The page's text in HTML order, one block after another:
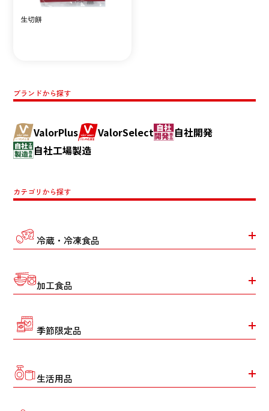
生切餅
ブランドから探す
ValorPlus ValorSelect
自社開発
自社工場製造
カテゴリから探す
冷蔵・冷凍食品
加工食品
季節限定品
生活用品